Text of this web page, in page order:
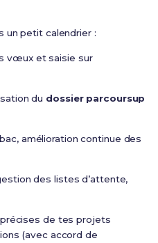
un petit calendrier :
vœux et saisie sur
du dossier parcoursup
amélioration continue des
des listes d’attente,
précises de tes projets
(avec accord de